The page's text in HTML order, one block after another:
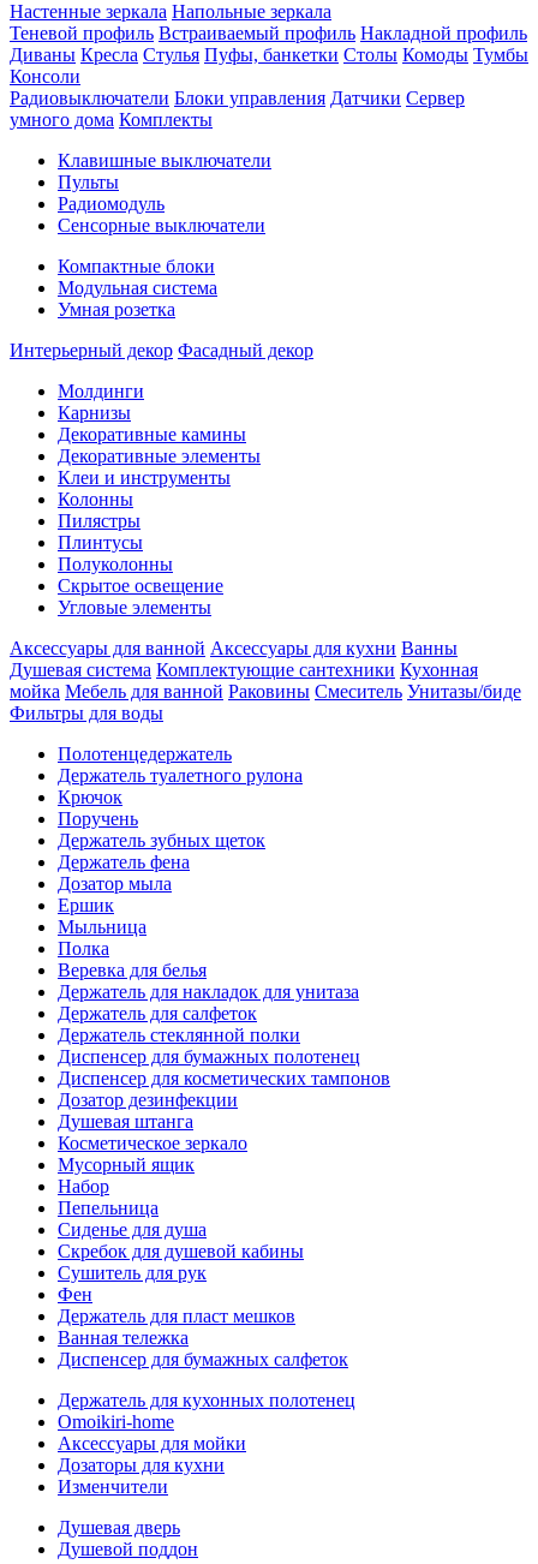
Настенные зеркала Напольные зеркала
Теневой профиль Встраиваемый профиль Накладной профиль
Диваны Кресла Стулья Пуфы, банкетки Столы Комоды Тумбы
Консоли
Радиовыключатели Блоки управления Датчики Сервер
умного дома Комплекты
Клавишные выключатели
Пульты
Радиомодуль
Сенсорные выключатели
Компактные блоки
Модульная система
Умная розетка
Интерьерный декор Фасадный декор
Молдинги
Карнизы
Декоративные камины
Декоративные элементы
Клеи и инструменты
Колонны
Пилястры
Плинтусы
Полуколонны
Скрытое освещение
Угловые элементы
Аксессуары для ванной Аксессуары для кухни Ванны
Душевая система Комплектующие сантехники Кухонная
мойка Мебель для ванной Раковины Смеситель Унитазы/биде
Фильтры для воды
Полотенцедержатель
Держатель туалетного рулона
Крючок
Поручень
Держатель зубных щеток
Держатель фена
Дозатор мыла
Eршик
Мыльница
Полка
Веревка для белья
Держатель для накладок для унитаза
Держатель для салфеток
Держатель стеклянной полки
Диспенсер для бумажных полотенец
Диспенсер для косметических тампонов
Дозатор дезинфекции
Душевая штанга
Косметическое зеркало
Мусорный ящик
Набор
Пепельница
Сиденье для душа
Скребок для душевой кабины
Сушитель для рук
Фен
Держатель для пласт мешков
Ванная тележка
Диспенсер для бумажных салфеток
Держатель для кухонных полотенец
Omoikiri-home
Аксессуары для мойки
Дозаторы для кухни
Изменчители
Душевая дверь
Душевой поддон